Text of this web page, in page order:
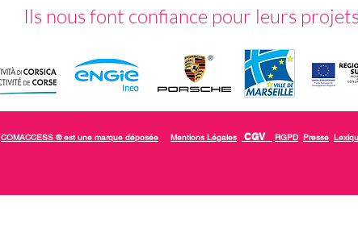
Ils nous font confiance pour leurs
COMACCESS ® est une marque déposée Mentions Légales CGV RGPD Presse